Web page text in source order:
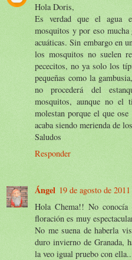
Hola Doris,
Es verdad que el agua
mosquitos y por eso mucha
acuáticas. Sin embargo en
los mosquitos no suelen
pececitos, no ya solo los
pequeñas como la
no procederá del
mosquitos, aunque no el
molestan porque el que
acaba siendo merienda de
Saludos
Responder
Ángel 19 de agosto de
Hola Chema!! No
floración es muy
No me suena de haberla
duro invierno de Granada,
la veo igual pruebo con